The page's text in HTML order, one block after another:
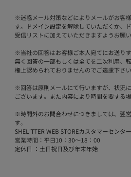
※迷惑メール対策などによりメールがお客
す。ドメイン設定を解除していただくか、
受信リストに加えていただきますようお願い
※当社の回答はお客様ご本人宛てにお送り
無く回答の一部もしくは全てを二次利用、
権上認められておりませんのでご遠慮下さい
※回答は原則メールにて行いますが、状況
ございます。また内容により時間を要する
※時間外のお問合わせにつきましては、翌
す。
SHEL'TTER WEB STOREカスタマーセンター
営業時間：平日10：30～18：00
定休日 ：土日祝日及び年末年始